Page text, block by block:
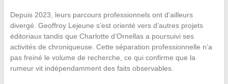
Depuis 2023, leurs parcours professionnels ont d’ailleurs
divergé. Geoffroy Lejeune s’est orienté vers d’autres projets
éditoriaux tandis que Charlotte d’Ornellas a poursuivi ses
activités de chroniqueuse. Cette séparation professionnelle n’a
pas freiné le volume de recherche, ce qui confirme que la
rumeur vit indépendamment des faits observables.